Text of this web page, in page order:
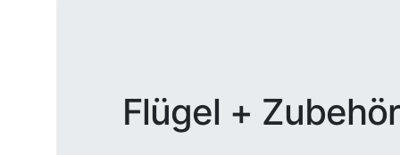
Flügel + Zubehör